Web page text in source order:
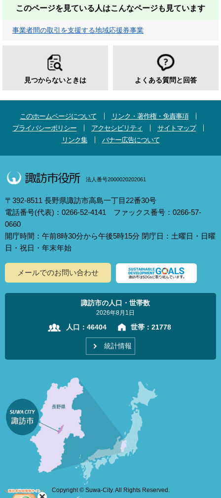
このページを見ている人はこんなページも見ています
事業者間の取引を支援する地域応援券事業
見つからないときは よくある質問と回答
このホームページについて
リンク・著作権・免責事項
プライバシーポリシー
アクセシビリティ
サイトマップ
リンク集
バナー広告について
法人番号2000020202061
〒392-8511 長野県諏訪市高島一丁目22番30号
電話番号(代表)：0266-52-4141 ファックス番号：0266-57-
0660
開庁時間：午前8時30分から午後5時15分 閉庁日：土曜日・日曜
日・祝日・年末年始
メールでのお問い合わせ
諏訪市の人口・世帯数
2026年8月1日
人口： 46404 世帯： 21778
統計情報
Copyright © Suwa-City. All Rights Reserved.